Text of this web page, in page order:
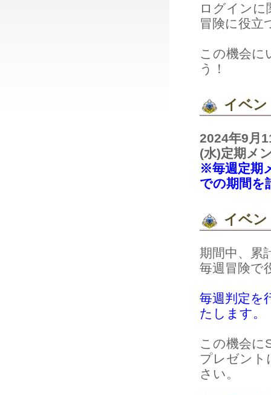
ログイン
冒険に役立
この機会に
う！
イベン
2024年9月
(水)定期メ
※毎週定期
での期間を
イベン
期間中、累
毎週冒険で
毎週判定を
たします。
この機会に
プレゼント
さい。